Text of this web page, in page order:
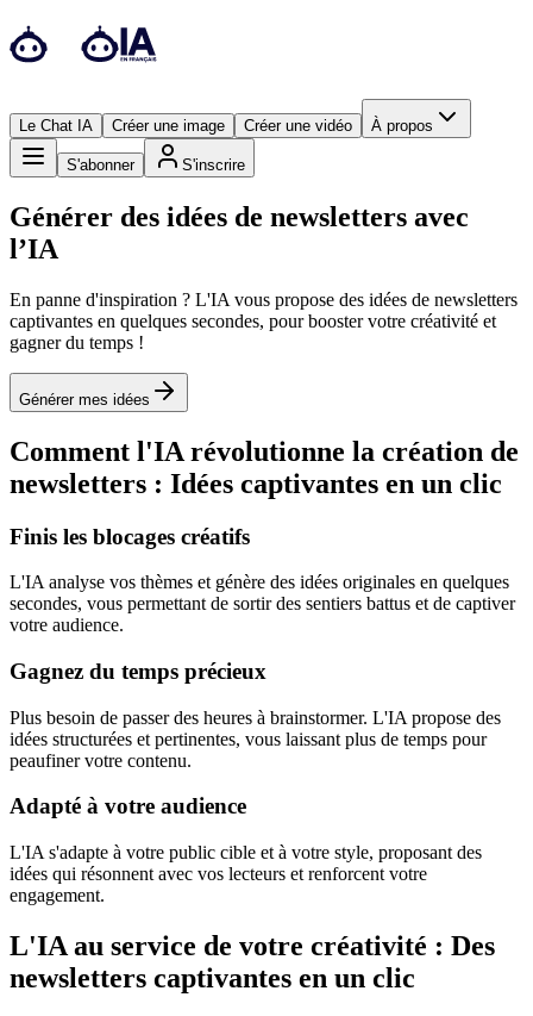
Le Chat IA Créer une image Créer une vidéo À propos
S'abonner S'inscrire
Générer des idées de newsletters avec
l’IA
En panne d'inspiration ? L'IA vous propose des idées de newsletters
captivantes en quelques secondes, pour booster votre créativité et
gagner du temps !
Générer mes idées
Comment l'IA révolutionne la création de
newsletters : Idées captivantes en un clic
Finis les blocages créatifs
L'IA analyse vos thèmes et génère des idées originales en quelques
secondes, vous permettant de sortir des sentiers battus et de captiver
votre audience.
Gagnez du temps précieux
Plus besoin de passer des heures à brainstormer. L'IA propose des
idées structurées et pertinentes, vous laissant plus de temps pour
peaufiner votre contenu.
Adapté à votre audience
L'IA s'adapte à votre public cible et à votre style, proposant des
idées qui résonnent avec vos lecteurs et renforcent votre
engagement.
L'IA au service de votre créativité : Des
newsletters captivantes en un clic